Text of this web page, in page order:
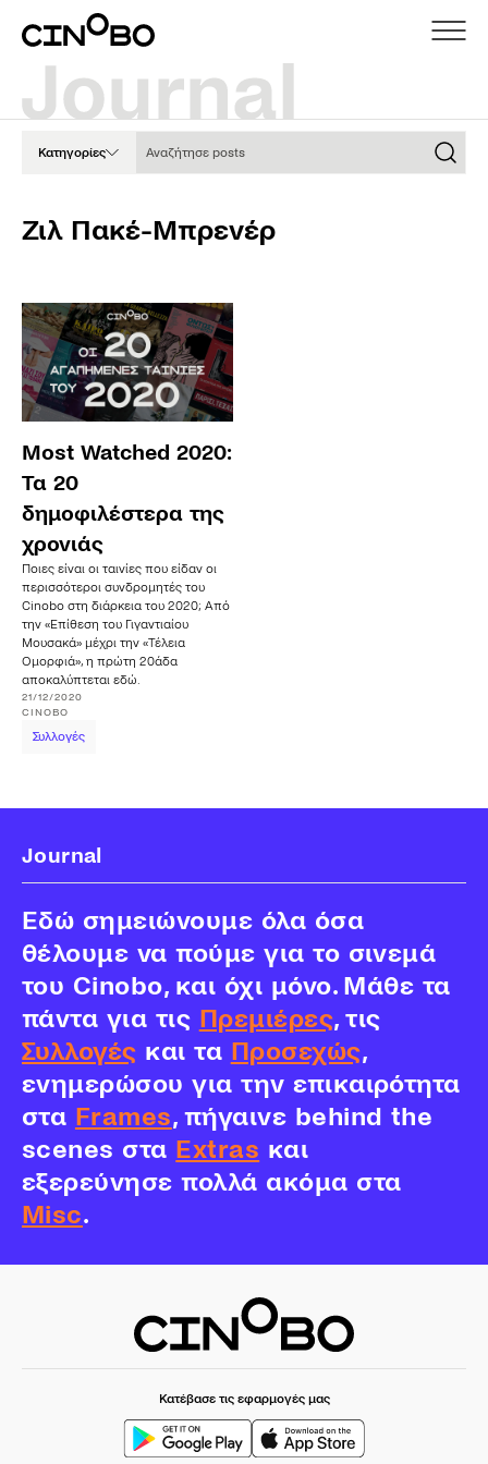
Κατηγορίες
Ζιλ Πακέ-Μπρενέρ
Most Watched 2020:
Τα 20
δημοφιλέστερα της
χρονιάς
Ποιες είναι οι ταινίες που είδαν οι
περισσότεροι συνδρομητές του
Cinobo στη διάρκεια του 2020; Από
την «Επίθεση του Γιγαντιαίου
Μουσακά» μέχρι την «Τέλεια
Ομορφιά», η πρώτη 20άδα
αποκαλύπτεται εδώ.
21/12/2020
CINOBO
Συλλογές
Journal
Εδώ σημειώνουμε όλα όσα
θέλουμε να πούμε για το σινεμά
του Cinobo, και όχι μόνο. Μάθε τα
πάντα για τις Πρεμιέρες, τις
Συλλογές και τα Προσεχώς,
ενημερώσου για την επικαιρότητα
στα Frames, πήγαινε behind the
scenes στα Extras και
εξερεύνησε πολλά ακόμα στα
Misc.
Κατέβασε τις εφαρμογές μας